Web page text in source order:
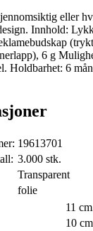
eller
Innhold:
6 g
Holdbarhet: 6
19613701
3.000 stk.
Transparent
folie
11
10